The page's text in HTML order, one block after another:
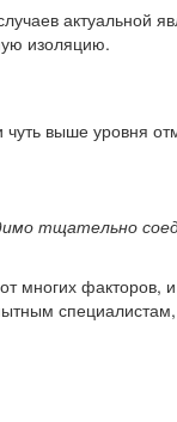
актуальной
изоляцию.
выше уровня
тщательно
многих